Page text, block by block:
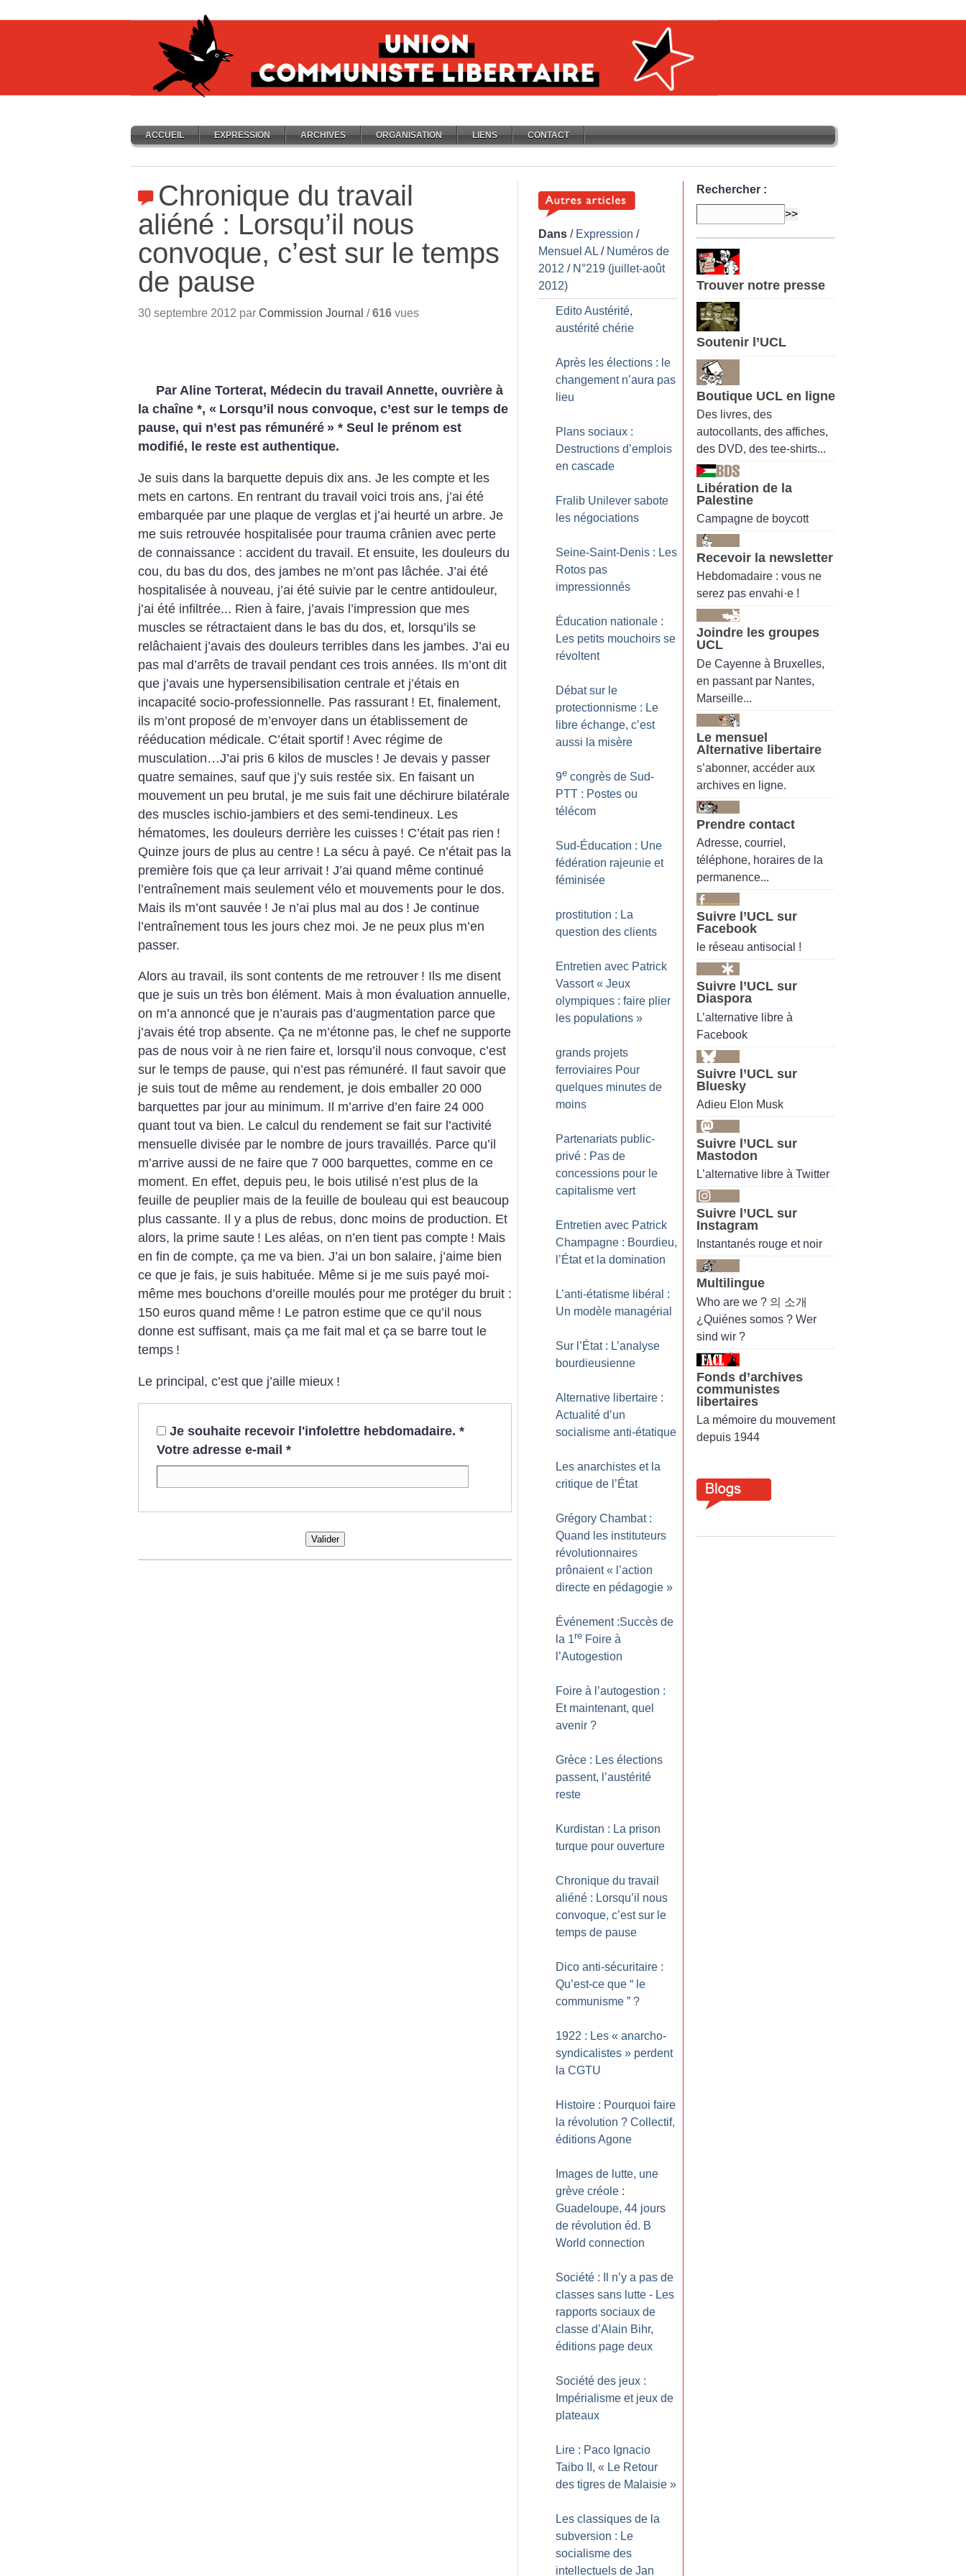
ACCUEIL EXPRESSION ARCHIVES ORGANISATION LIENS CONTACT
Chronique du travail
aliéné : Lorsqu’il nous
convoque, c’est sur le temps
de pause
30 septembre 2012 par Commission Journal /616 vues
Par Aline Torterat, Médecin du travail Annette, ouvrière à
la chaîne *, « Lorsqu’il nous convoque, c’est sur le temps de
pause, qui n’est pas rémunéré » * Seul le prénom est
modifié, le reste est authentique.
Je suis dans la barquette depuis dix ans. Je les compte et les
mets en cartons. En rentrant du travail voici trois ans, j’ai été
embarquée par une plaque de verglas et j’ai heurté un arbre. Je
me suis retrouvée hospitalisée pour trauma crânien avec perte
de connaissance : accident du travail. Et ensuite, les douleurs du
cou, du bas du dos, des jambes ne m’ont pas lâchée. J’ai été
hospitalisée à nouveau, j’ai été suivie par le centre antidouleur,
j’ai été infiltrée... Rien à faire, j’avais l’impression que mes
muscles se rétractaient dans le bas du dos, et, lorsqu’ils se
relâchaient j’avais des douleurs terribles dans les jambes. J’ai eu
pas mal d’arrêts de travail pendant ces trois années. Ils m’ont dit
que j’avais une hypersensibilisation centrale et j’étais en
incapacité socio-professionnelle. Pas rassurant ! Et, finalement,
ils m’ont proposé de m’envoyer dans un établissement de
rééducation médicale. C’était sportif ! Avec régime de
musculation…J’ai pris 6 kilos de muscles ! Je devais y passer
quatre semaines, sauf que j’y suis restée six. En faisant un
mouvement un peu brutal, je me suis fait une déchirure bilatérale
des muscles ischio-jambiers et des semi-tendineux. Les
hématomes, les douleurs derrière les cuisses ! C’était pas rien !
Quinze jours de plus au centre ! La sécu à payé. Ce n’était pas la
première fois que ça leur arrivait ! J’ai quand même continué
l’entraînement mais seulement vélo et mouvements pour le dos.
Mais ils m’ont sauvée ! Je n’ai plus mal au dos ! Je continue
l’entraînement tous les jours chez moi. Je ne peux plus m’en
passer.
Alors au travail, ils sont contents de me retrouver ! Ils me disent
que je suis un très bon élément. Mais à mon évaluation annuelle,
on m’a annoncé que je n’aurais pas d’augmentation parce que
j’avais été trop absente. Ça ne m’étonne pas, le chef ne supporte
pas de nous voir à ne rien faire et, lorsqu’il nous convoque, c’est
sur le temps de pause, qui n’est pas rémunéré. Il faut savoir que
je suis tout de même au rendement, je dois emballer 20 000
barquettes par jour au minimum. Il m’arrive d’en faire 24 000
quant tout va bien. Le calcul du rendement se fait sur l’activité
mensuelle divisée par le nombre de jours travaillés. Parce qu’il
m’arrive aussi de ne faire que 7 000 barquettes, comme en ce
moment. En effet, depuis peu, le bois utilisé n’est plus de la
feuille de peuplier mais de la feuille de bouleau qui est beaucoup
plus cassante. Il y a plus de rebus, donc moins de production. Et
alors, la prime saute ! Les aléas, on n’en tient pas compte ! Mais
en fin de compte, ça me va bien. J’ai un bon salaire, j’aime bien
ce que je fais, je suis habituée. Même si je me suis payé moi-
même mes bouchons d’oreille moulés pour me protéger du bruit :
150 euros quand même ! Le patron estime que ce qu’il nous
donne est suffisant, mais ça me fait mal et ça se barre tout le
temps !
Le principal, c’est que j’aille mieux !
Je souhaite recevoir l'infolettre hebdomadaire. *
Votre adresse e-mail *
Valider
Dans / Expression /
Mensuel AL / Numéros de
2012 / N°219 (juillet-août
2012)
Edito Austérité,
austérité chérie
Après les élections : le
changement n’aura pas
lieu
Plans sociaux :
Destructions d’emplois
en cascade
Fralib Unilever sabote
les négociations
Seine-Saint-Denis : Les
Rotos pas
impressionnés
Éducation nationale :
Les petits mouchoirs se
révoltent
Débat sur le
protectionnisme : Le
libre échange, c’est
aussi la misère
9e congrès de Sud-
PTT : Postes ou
télécom
Sud-Éducation : Une
fédération rajeunie et
féminisée
prostitution : La
question des clients
Entretien avec Patrick
Vassort « Jeux
olympiques : faire plier
les populations »
grands projets
ferroviaires Pour
quelques minutes de
moins
Partenariats public-
privé : Pas de
concessions pour le
capitalisme vert
Entretien avec Patrick
Champagne : Bourdieu,
l’État et la domination
L’anti-étatisme libéral :
Un modèle managérial
Sur l’État : L’analyse
bourdieusienne
Alternative libertaire :
Actualité d’un
socialisme anti-étatique
Les anarchistes et la
critique de l’État
Grégory Chambat :
Quand les instituteurs
révolutionnaires
prônaient « l’action
directe en pédagogie »
Événement :Succès de
la 1re Foire à
l’Autogestion
Foire à l’autogestion :
Et maintenant, quel
avenir ?
Grèce : Les élections
passent, l’austérité
reste
Kurdistan : La prison
turque pour ouverture
Chronique du travail
aliéné : Lorsqu’il nous
convoque, c’est sur le
temps de pause
Dico anti-sécuritaire :
Qu’est-ce que “ le
communisme ” ?
1922 : Les « anarcho-
syndicalistes » perdent
la CGTU
Histoire : Pourquoi faire
la révolution ? Collectif,
éditions Agone
Images de lutte, une
grève créole :
Guadeloupe, 44 jours
de révolution éd. B
World connection
Société : Il n’y a pas de
classes sans lutte - Les
rapports sociaux de
classe d’Alain Bihr,
éditions page deux
Société des jeux :
Impérialisme et jeux de
plateaux
Lire : Paco Ignacio
Taibo II, « Le Retour
des tigres de Malaisie »
Les classiques de la
subversion : Le
socialisme des
intellectuels de Jan
Rechercher :
Trouver notre presse
Soutenir l’UCL
Boutique UCL en ligne
Des livres, des
autocollants, des affiches,
des DVD, des tee-shirts...
Libération de la
Palestine
Campagne de boycott
Recevoir la newsletter
Hebdomadaire : vous ne
serez pas envahi·e !
Joindre les groupes
UCL
De Cayenne à Bruxelles,
en passant par Nantes,
Marseille...
Le mensuel
Alternative libertaire
s’abonner, accéder aux
archives en ligne.
Prendre contact
Adresse, courriel,
téléphone, horaires de la
permanence...
Suivre l’UCL sur
Facebook
le réseau antisocial !
Suivre l’UCL sur
Diaspora
L’alternative libre à
Facebook
Suivre l’UCL sur
Bluesky
Adieu Elon Musk
Suivre l’UCL sur
Mastodon
L’alternative libre à Twitter
Suivre l’UCL sur
Instagram
Instantanés rouge et noir
Multilingue
Who are we ? 의 소개
¿Quiénes somos ? Wer
sind wir ?
Fonds d’archives
communistes
libertaires
La mémoire du mouvement
depuis 1944